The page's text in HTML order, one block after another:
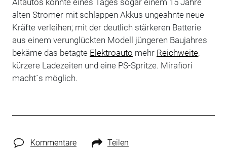
alten Stromer mit schlappen Akkus ungeahnte neue
Kräfte verleihen; mit der deutlich stärkeren Batterie
aus einem verunglückten Modell jüngeren Baujahres
bekäme das betagte Elektroauto mehr Reichweite,
kürzere Ladezeiten und eine PS-Spritze. Mirafiori
macht´s möglich.
Kommentare Teilen